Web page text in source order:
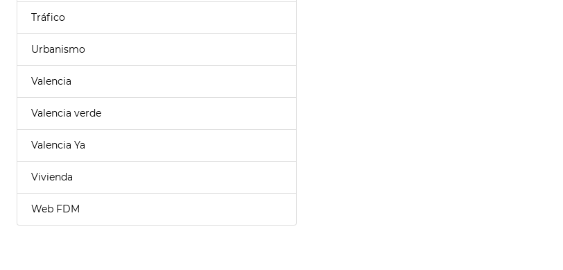
Tráfico
Urbanismo
Valencia
Valencia verde
Valencia Ya
Vivienda
Web FDM